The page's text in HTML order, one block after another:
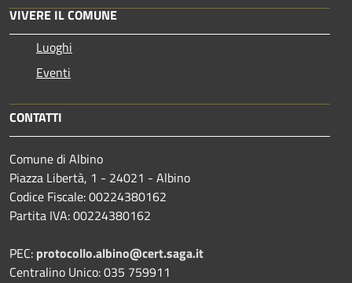
VIVERE IL COMUNE
Luoghi
Eventi
CONTATTI
Comune di Albino
Piazza Libertà, 1 - 24021 - Albino
Codice Fiscale: 00224380162
Partita IVA: 00224380162
PEC: protocollo.albino@cert.saga.it
Centralino Unico: 035 759911